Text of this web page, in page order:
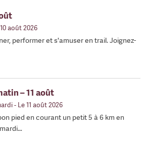
août 2026
performer et s'amuser en trail. Joignez-
– 11 août
- Le 11 août 2026
pied en courant un petit 5 à 6 km en